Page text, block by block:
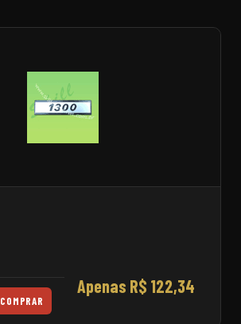
Apenas R$ 122,34
COMPRAR